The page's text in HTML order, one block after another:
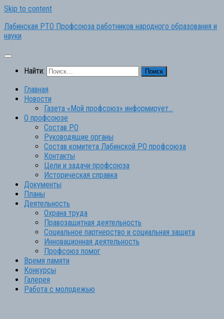
Skip to content
Лабинская РТО Профсоюза работников народного образования и
науки
Найти:
Главная
Новости
Газета «Мой профсоюз» информирует…
О профсоюзе
Состав РО
Руководящие органы
Состав комитета Лабинской РО профсоюза
Контакты
Цели и задачи профсоюза
Историческая справка
Документы
Планы
Деятельность
Охрана труда
Правозащитная деятельность
Социальное партнерство и социальная защита
Инновационная деятельность
Профсоюз помог
Время памяти
Конкурсы
Галерея
Работа с молодежью